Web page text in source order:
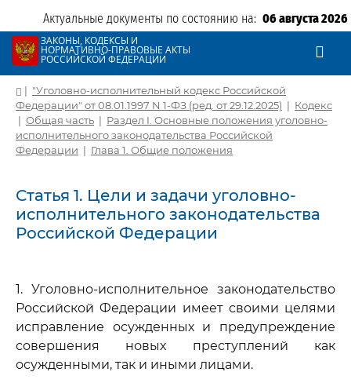
Актуальные документы по состоянию на: 06 августа 2026
ЗАКОНЫ, КОДЕКСЫ И
НОРМАТИВНО-ПРАВОВЫЕ АКТЫ
РОССИЙСКОЙ ФЕДЕРАЦИИ
| "Уголовно-исполнительный кодекс Российской
Федерации" от 08.01.1997 N 1-ФЗ (ред. от 29.12.2025) | Кодекс
| Общая часть | Раздел I. Основные положения уголовно-
исполнительного законодательства Российской
Федерации | Глава 1. Общие положения
Статья 1. Цели и задачи уголовно-
исполнительного законодательства
Российской Федерации
1. Уголовно-исполнительное законодательство
Российской Федерации имеет своими целями
исправление осужденных и предупреждение
совершения новых преступлений как
осужденными, так и иными лицами.